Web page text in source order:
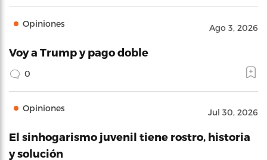
Opiniones Ago 3, 2026
Voy a Trump y pago doble
0
Opiniones Jul 30, 2026
El sinhogarismo juvenil tiene rostro, historia
y solución